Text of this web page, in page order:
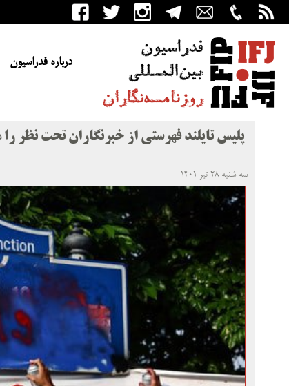
درباره فدراسیون
پلیس تایلند فهرستی از خبرنگاران تحت نظر را
سه شنبه ۲۸ تیر ۱۴۰۱